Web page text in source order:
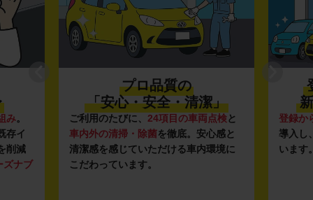
み。
存イ
削減
ズナブ
プロ品質の
「安心・安全・清潔」
ご利用のたびに、 24項目の車両点検と
車内外の清掃・除菌を徹底。安心感と
清潔感を感じていただける車内環境に
こだわっています。
登録か
導入し
います